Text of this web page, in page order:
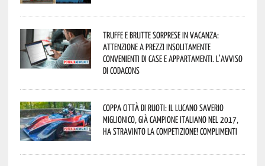
Truffe e brutte sorprese in vacanza:
attenzione a prezzi insolitamente
convenienti di case e appartamenti. L’avviso
di Codacons
Coppa Città di Ruoti: il lucano Saverio
Miglionico, già campione italiano nel 2017,
ha stravinto la competizione! Complimenti